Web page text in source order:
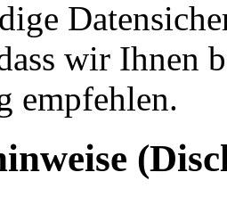
wir Ihnen
empfehlen.